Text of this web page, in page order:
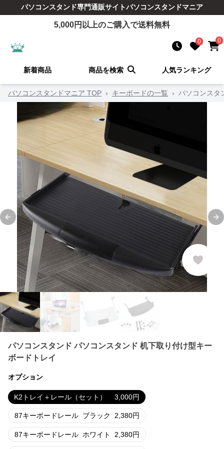
パソコンスタンド専門通販サイトパソコンスタンドマニア
5,000円以上のご購入で送料無料
0 0
新着商品 商品を検索 人気ランキング
パソコンスタンドマニア TOP › キーボードの一覧 › パソコンスタ
Previous slide
パソコンスタンド パソコンスタンド 机下取り付け型キー
ボードトレイ
オプション
K2トレイ＋レール（セット） 3,000円
87キーボードレール ブラック 2,380円
87キーボードレール ホワイト 2,380円